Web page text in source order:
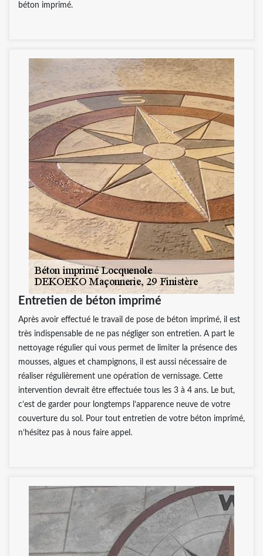
béton imprimé.
Entretien de béton imprimé
Après avoir effectué le travail de pose de béton imprimé, il est
très indispensable de ne pas négliger son entretien. A part le
nettoyage régulier qui vous permet de limiter la présence des
mousses, algues et champignons, il est aussi nécessaire de
réaliser régulièrement une opération de vernissage. Cette
intervention devrait être effectuée tous les 3 à 4 ans. Le but,
c’est de garder pour longtemps l’apparence neuve de votre
couverture du sol. Pour tout entretien de votre béton imprimé,
n’hésitez pas à nous faire appel.